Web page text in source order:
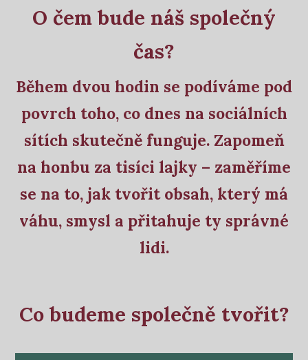
O čem bude náš společný
čas?
Během dvou hodin se podíváme pod
povrch toho, co dnes na sociálních
sítích skutečně funguje. Zapomeň
na honbu za tisíci lajky – zaměříme
se na to, jak tvořit obsah, který má
váhu, smysl a přitahuje ty správné
lidi.
Co budeme společně tvořit?